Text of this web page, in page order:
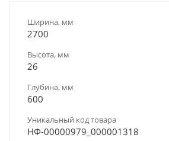
Ширина, мм
2700
Высота, мм
26
Глубина, мм
600
Уникальный код товара
НФ-00000979_000001318